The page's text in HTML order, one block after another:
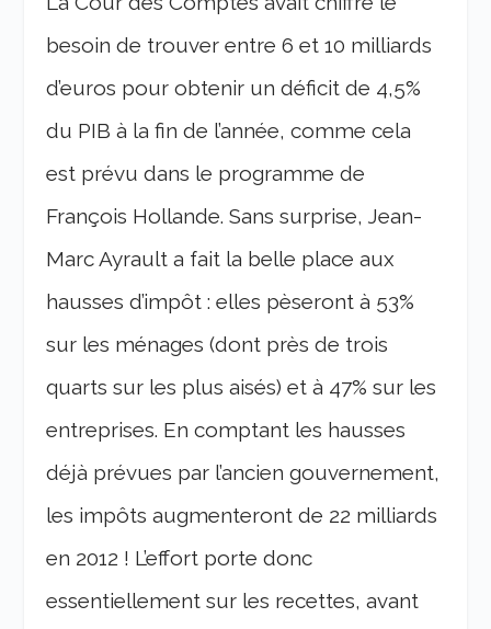
besoin de trouver entre 6 et 10 milliards
d’euros pour obtenir un déficit de 4,5%
du PIB à la fin de l’année, comme cela
est prévu dans le programme de
François Hollande. Sans surprise, Jean-
Marc Ayrault a fait la belle place aux
hausses d’impôt : elles pèseront à 53%
sur les ménages (dont près de trois
quarts sur les plus aisés) et à 47% sur les
entreprises. En comptant les hausses
déjà prévues par l’ancien gouvernement,
les impôts augmenteront de 22 milliards
en 2012 ! L’effort porte donc
essentiellement sur les recettes, avant